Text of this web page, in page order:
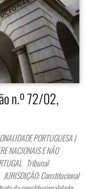
n.º 72/02,
PORTUGUESA |
NACIONAIS E NÃO
Tribunal
Constitucional